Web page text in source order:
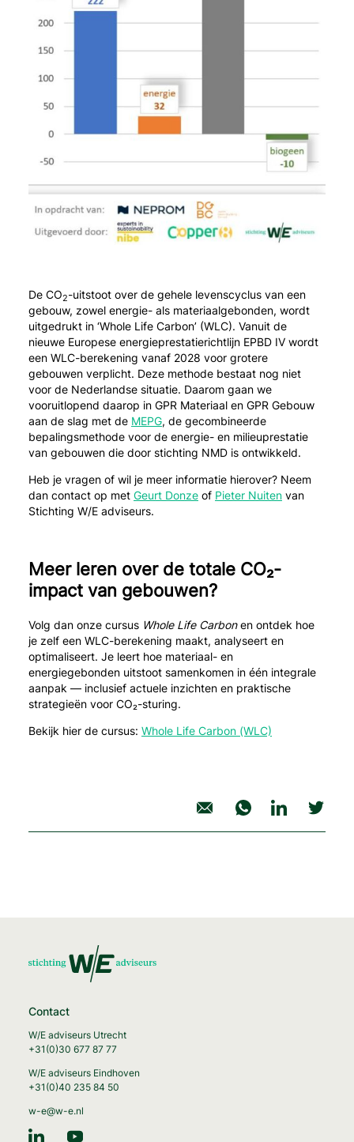
De CO2-uitstoot over de gehele levenscyclus van een
gebouw, zowel energie- als materiaalgebonden, wordt
uitgedrukt in ‘Whole Life Carbon’ (WLC). Vanuit de
nieuwe Europese energieprestatierichtlijn EPBD IV wordt
een WLC-berekening vanaf 2028 voor grotere
gebouwen verplicht. Deze methode bestaat nog niet
voor de Nederlandse situatie. Daarom gaan we
vooruitlopend daarop in GPR Materiaal en GPR Gebouw
aan de slag met de MEPG, de gecombineerde
bepalingsmethode voor de energie- en milieuprestatie
van gebouwen die door stichting NMD is ontwikkeld.
Heb je vragen of wil je meer informatie hierover? Neem
dan contact op met Geurt Donze of Pieter Nuiten van
Stichting W/E adviseurs.
Meer leren over de totale CO₂-
impact van gebouwen?
Volg dan onze cursus Whole Life Carbonen ontdek hoe
je zelf een WLC-berekening maakt, analyseert en
optimaliseert. Je leert hoe materiaal- en
energiegebonden uitstoot samenkomen in één integrale
aanpak — inclusief actuele inzichten en praktische
strategieën voor CO₂-sturing.
Bekijk hier de cursus: Whole Life Carbon (WLC)
deel artikel
Contact
W/E adviseurs Utrecht
+31(0)30 677 87 77
W/E adviseurs Eindhoven
+31(0)40 235 84 50
w-e@w-e.nl